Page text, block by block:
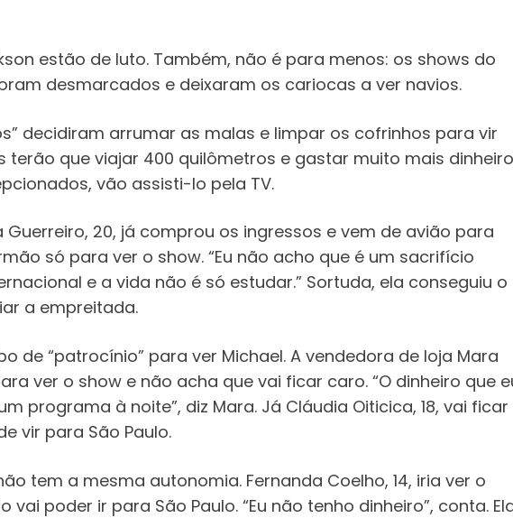
estão de luto. Também, não é para menos: os shows do
desmarcados e deixaram os cariocas a ver navios.
decidiram arrumar as malas e limpar os cofrinhos para vir
terão que viajar 400 quilômetros e gastar muito mais
vão assisti-lo pela TV.
20, já comprou os ingressos e vem de avião para
só para ver o show. “Eu não acho que é um sacrifício
e a vida não é só estudar.” Sortuda, ela conseguiu o
a empreitada.
de “patrocínio” para ver Michael. A vendedora de loja Mara
ver o show e não acha que vai ficar caro. “O dinheiro que
programa à noite”, diz Mara. Já Cláudia Oiticica, 18, vai ficar
vir para São Paulo.
tem a mesma autonomia. Fernanda Coelho, 14, iria ver o
vai poder ir para São Paulo. “Eu não tenho dinheiro”, conta.